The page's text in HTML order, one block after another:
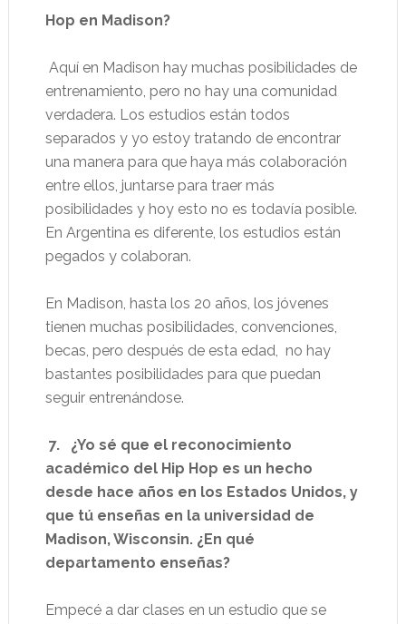
Hop en Madison?
Aquí en Madison hay muchas posibilidades de
entrenamiento, pero no hay una comunidad
verdadera. Los estudios están todos
separados y yo estoy tratando de encontrar
una manera para que haya más colaboración
entre ellos, juntarse para traer más
posibilidades y hoy esto no es todavía posible.
En Argentina es diferente, los estudios están
pegados y colaboran.
En Madison, hasta los 20 años, los jóvenes
tienen muchas posibilidades, convenciones,
becas, pero después de esta edad, no hay
bastantes posibilidades para que puedan
seguir entrenándose.
7. ¿Yo sé que el reconocimiento
académico del Hip Hop es un hecho
desde hace años en los Estados Unidos, y
que tú enseñas en la universidad de
Madison, Wisconsin. ¿En qué
departamento enseñas?
Empecé a dar clases en un estudio que se